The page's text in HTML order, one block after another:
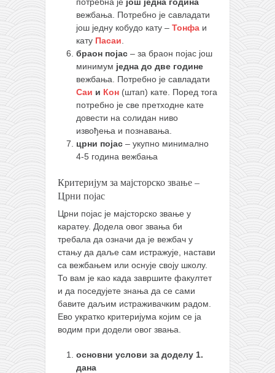
вежбања. Потребно је савладати
још једну кобудо кату – Тонфа и
кату Пасаи
браон појас – за браон појас још
минимум једна до две године
вежбања. Потребно је савладати
Саи и Кон (штап) кате. Поред тога
потребно је све претходне кате
довести на солидан ниво
извођења и познавања.
црни појас – укупно минимално
4-5 година вежбања
Критеријум за мајсторско звање –
Црни појас
Црни појас је мајсторско звање у
каратеу. Додела овог звања би
требала да означи да је вежбач у
стању да даље сам истражује, настави
са вежбањем или оснује своју школу.
То вам је као када завршите факултет
и да поседујете знања да се сами
бавите даљим истраживачким радом.
Ево укратко критеријума којим се ја
водим при додели овог звања.
основни услови за доделу 1.
дана